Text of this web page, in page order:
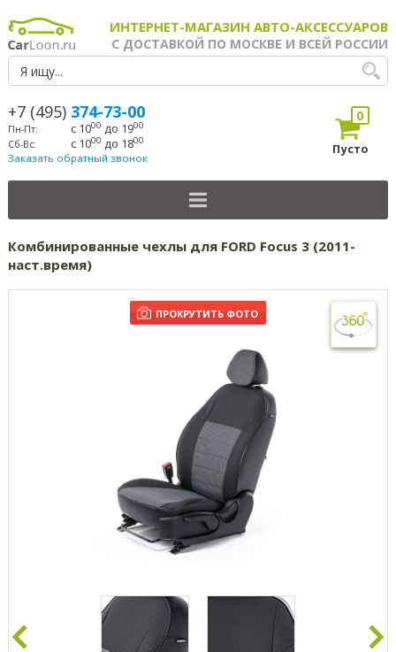
ИНТЕРНЕТ-МАГАЗИН АВТО-АКСЕССУАРОВ
С ДОСТАВКОЙ ПО МОСКВЕ И ВСЕЙ РОССИИ
+7 (495) 374-73-00
Пн-Пт: с 1000 до 1900
Сб-Вс: с 1000 до 1800
Заказать обратный звонок
0
Пусто
Комбинированные чехлы для FORD Focus 3 (2011-
наст.время)
ПРОКРУТИТЬ ФОТО